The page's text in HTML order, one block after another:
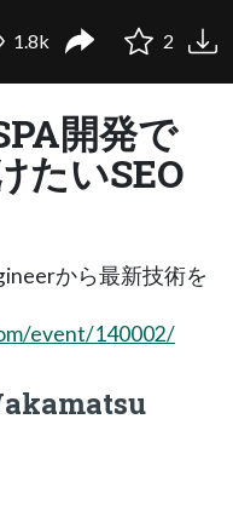
1.8k 2
開発で
たいSEO
から最新技術を
event/140002/